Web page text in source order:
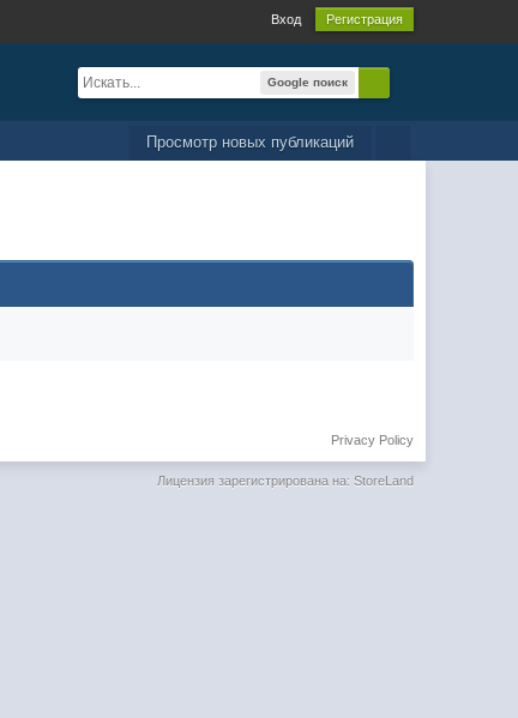
Вход Регистрация
Google поиск
Просмотр новых публикаций
Privacy Policy
Лицензия зарегистрирована на: StoreLand